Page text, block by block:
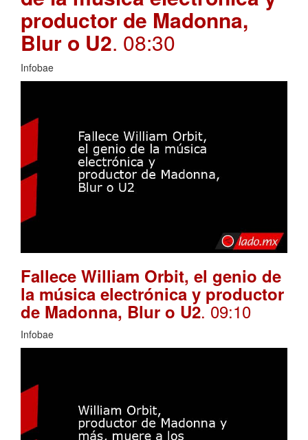
productor de Madonna,
Blur o U2. 08:30
Infobae
Fallece William Orbit, el genio de
la música electrónica y productor
de Madonna, Blur o U2. 09:10
Infobae